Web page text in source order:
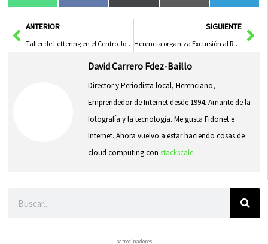
en
en
en
(Twitter) en
en
AntANTERIOR
Taller de Lettering en el Centro Joven de Herencia
SIGUIENTE
Herencia organiza Excursión al Real de San Vicente para amantes del senderismo
David Carrero Fdez-Baillo
Director y Periodista local, Herenciano,
Emprendedor de Internet desde 1994. Amante de la
fotografía y la tecnología. Me gusta Fidonet e
Internet. Ahora vuelvo a estar haciendo cosas de
cloud computing con stackscale.
– patrocinadores –